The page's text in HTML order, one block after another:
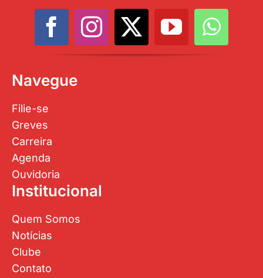
Navegue
Filie-se
Greves
Carreira
Agenda
Ouvidoria
Institucional
Quem Somos
Notícias
Clube
Contato